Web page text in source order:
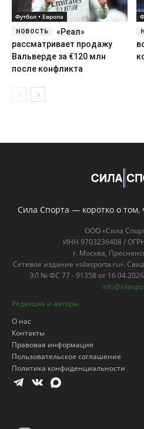
Футбол • Европа
«Реал»
рассматривает продажу
Вальверде за €120 млн
после конфликта
Сила Спорта — коротко о том,
ООО «Сила
ИНН 9703236408 /
г. Москва,
Сетевое издание «silasporta.ru».
ЭЛ № ФС 77 - 91358 от
Редакция и авторы
О нас
Контакты
Правовая информация
Пользовательское соглашение
Политика конфиденциальности